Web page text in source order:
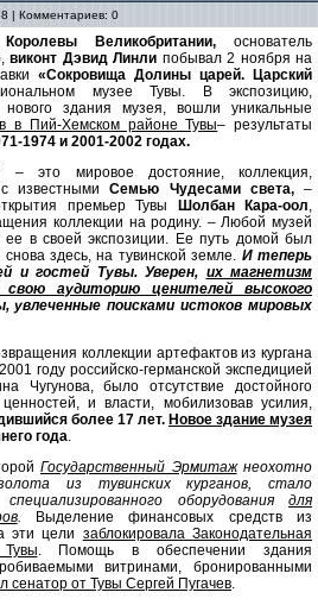
| Комментариев: 0
Великобритании,основатель
виконт Дэвид Линли побывал 2 ноября на
«Сокровища Долины царей. Царский
музее Тувы. В экспозицию,
здания музея, вошли уникальные
в Пий-Хемском районе Тувы– результаты
1974 и 2001-2002 годах.
это мировое достояние, коллекция,
с известнымиСемью Чудесами света,–
премьер Тувы
Шолбан Кара-оол,
коллекции на родину. – Любой музей
в своей экспозиции. Ее путь домой был
здесь, на тувинской земле. И теперь
и гостей Тувы. Уверен, их магнетизм
аудиторию ценителей высокого
поисками истоков мировых
коллекции артефактов из кургана
году российско-германской экспедицией
Чугунова, было отсутствие достойного
и власти, мобилизовав усилия,
более 17 лет. Новое здание музея
года.
Государственный Эрмитажнеохотно
из тувинских курганов, стало
оборудования для
. Выделение финансовых средств из
эти цели заблокировала Законодательная
. Помощь в обеспечении здания
витринами, бронированными
сенатор от Тувы Сергей Пугачев.